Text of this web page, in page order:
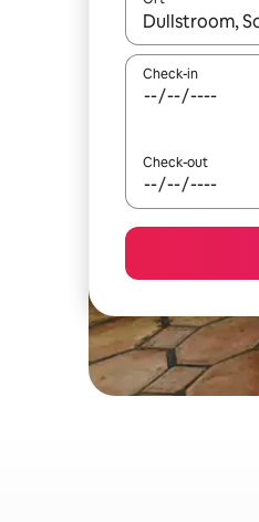
Wenn
Check-in
Check-out